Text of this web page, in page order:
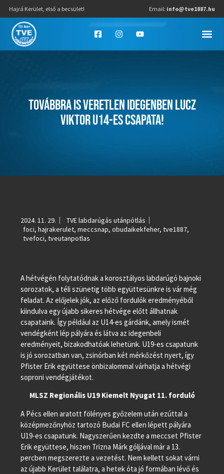
Hajrá Kerület, első a becsület! Email: info@tve1887.hu
TOVÁBBRA IS VERETLEN IDEGENBEN LUCZ
VIKTOR U14-ES CSAPATA!
2024. 11. 29.
TVE labdarúgás utánpótlás
foci, hajrakerulet, meccsnap, obudaikekfeher, tve1887,
tvefoci, tveutanpotlas
A hétvégén folytatódnak a korosztályos labdarúgó bajnoki
sorozatok, a téli szünetig több együttesünkre is vár még
feladat. Az előjelek jók, az előző fordulók eredményéből
kiindulva egy újabb sikeres hétvége előtt állhatnak
csapataink. Így például az U14-es gárdánk, amely ismét
vendégként lép pályára és látva az idegenbeli
eredményeit, bizakodhatóak lehetünk. U19-es csapatunk
is jó sorozatban van, zsinórban két mérkőzést nyert, így
Pfister Erik együttese önbizalommal várhatja a hétvégi
soproni vendégjátékot.
MLSZ Regionális U19 Kiemelt Nyugat 11. forduló
A Pécs ellen aratott fölényes győzelem után ezúttal a
középmezőnyhöz tartozó Budai FC ellen lépett pályára
U19-es csapatunk. Nagyszerűen kezdte a meccset Pfister
Erik együttese, hiszen Trizna Márk góljával már a 13.
percben megszerezte a vezetést. Nem kellett sokat várni
az újabb Kerület találatra, a hetek óta jó formában lévő és